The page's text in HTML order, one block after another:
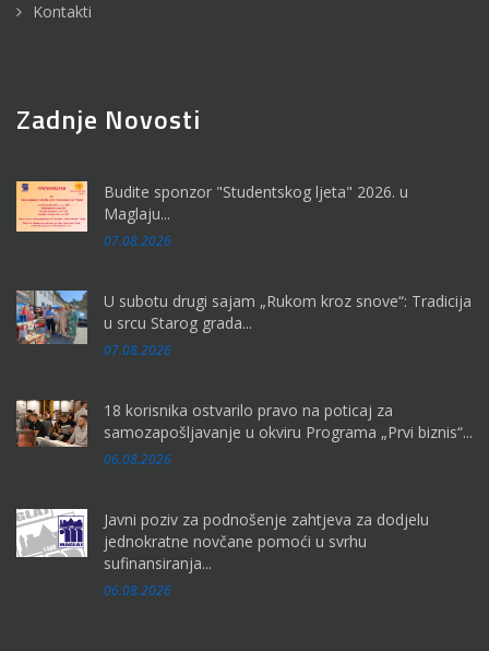
Kontakti
Zadnje Novosti
Budite sponzor "Studentskog ljeta" 2026. u
Maglaju...
07.08.2026
U subotu drugi sajam „Rukom kroz snove“: Tradicija
u srcu Starog grada...
07.08.2026
18 korisnika ostvarilo pravo na poticaj za
samozapošljavanje u okviru Programa „Prvi biznis“...
06.08.2026
Javni poziv za podnošenje zahtjeva za dodjelu
jednokratne novčane pomoći u svrhu
sufinansiranja...
06.08.2026